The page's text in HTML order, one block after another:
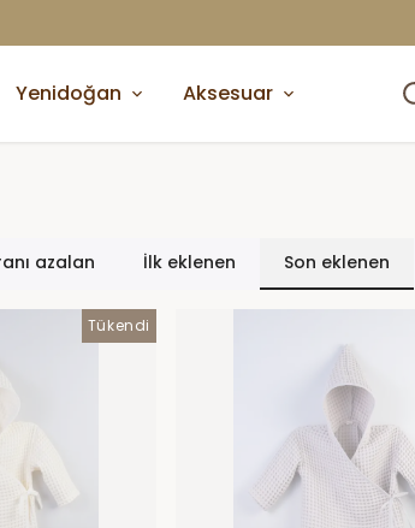
Yenidoğan Aksesuar
azalan İlk eklenen Son eklenen
Tükendi